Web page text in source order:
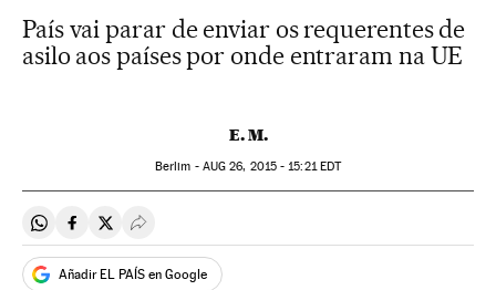
País vai parar de enviar os requerentes de
asilo aos países por onde entraram na UE
E. M.
Berlim - AUG 26, 2015 - 15:21EDT
Compartir en Whatsapp
Compartir en Facebook
Compartir en Twitter
Desplegar Redes Sociales
Añadir EL PAÍS en Google